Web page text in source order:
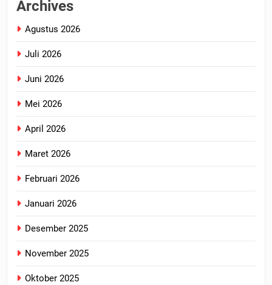
Archives
Agustus 2026
Juli 2026
Juni 2026
Mei 2026
April 2026
Maret 2026
Februari 2026
Januari 2026
Desember 2025
November 2025
Oktober 2025